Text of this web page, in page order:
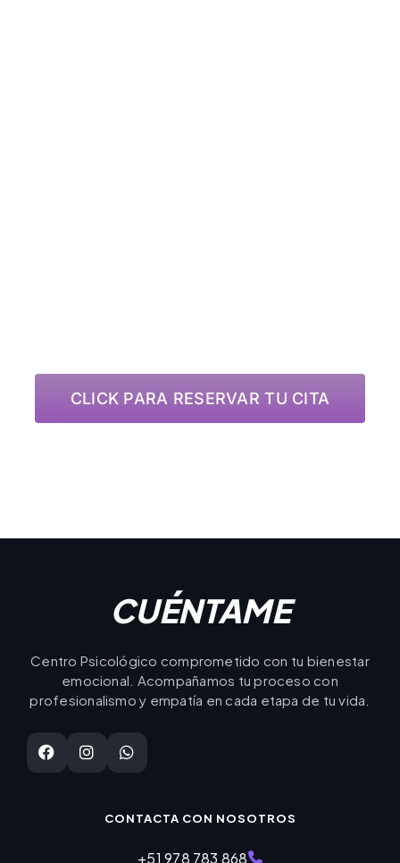
CLICK PARA RESERVAR TU CITA
CUÉNTAME
Centro Psicológico comprometido con tu bienestar
emocional. Acompañamos tu proceso con
profesionalismo y empatía en cada etapa de tu vida.
CONTACTA CON NOSOTROS
+51 978 783 868